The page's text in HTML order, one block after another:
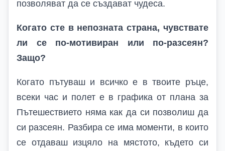
позволяват да се създават чудеса.
Когато сте в непозната страна, чувствате
ли се по-мотивиран или по-разсеян?
Защо?
Когато пътуваш и всичко е в твоите ръце,
всеки час и полет е в графика от плана за
Пътешествието няма как да си позволиш да
си разсеян. Разбира се има моменти, в които
се отдаваш изцяло на мястото, където си